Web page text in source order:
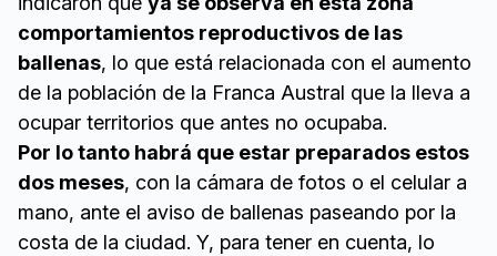
comportamientos reproductivos de las
ballenas, lo que está relacionada con el aumento
de la población de la Franca Austral que la lleva a
ocupar territorios que antes no ocupaba.
Por lo tanto habrá que estar preparados estos
dos meses, con la cámara de fotos o el celular a
mano, ante el aviso de ballenas paseando por la
costa de la ciudad. Y, para tener en cuenta, lo